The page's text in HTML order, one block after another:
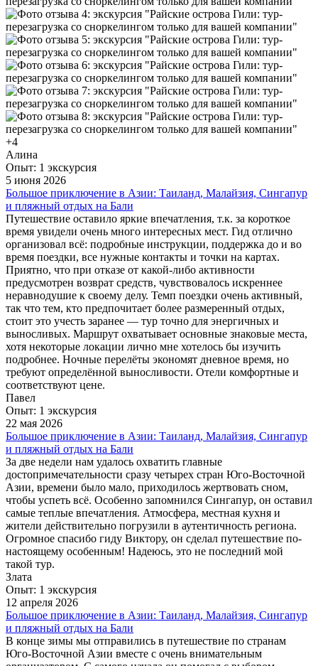
+4
Алина
Опыт: 1 экскурсия
5 июня 2026
Большое приключение в Азии: Таиланд, Малайзия, Сингапур
и пляжный отдых на Бали
Путешествие оставило яркие впечатления, т.к. за короткое
время увидели очень много интересных мест. Гид отлично
организовал всё: подробные инструкции, поддержка до и во
время поездки, все нужные контакты и точки на картах.
Приятно, что при отказе от какой-либо активности
предусмотрен возврат средств, чувствовалось искреннее
неравнодушие к своему делу. Темп поездки очень активный,
так что тем, кто предпочитает более размеренный отдых,
стоит это учесть заранее — тур точно для энергичных и
выносливых. Маршрут охватывает основные знаковые места,
хотя некоторые локации лично мне хотелось бы изучить
подробнее. Ночные перелёты экономят дневное время, но
требуют определённой выносливости. Отели комфортные и
соответствуют цене.
Павел
Опыт: 1 экскурсия
22 мая 2026
Большое приключение в Азии: Таиланд, Малайзия, Сингапур
и пляжный отдых на Бали
За две недели нам удалось охватить главные
достопримечательности сразу четырех стран Юго-Восточной
Азии, времени было мало, приходилось жертвовать сном,
чтобы успеть всё. Особенно запомнился Сингапур, он оставил
самые теплые впечатления. Атмосфера, местная кухня и
жители действительно погрузили в аутентичность региона.
Огромное спасибо гиду Виктору, он сделал путешествие по-
настоящему особенным! Надеюсь, это не последний мой
такой тур.
Злата
Опыт: 1 экскурсия
12 апреля 2026
Большое приключение в Азии: Таиланд, Малайзия, Сингапур
и пляжный отдых на Бали
В конце зимы мы отправились в путешествие по странам
Юго-Восточной Азии вместе с очень внимательным